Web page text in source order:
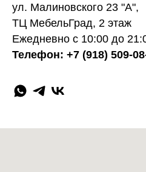
ул. Малиновского 23 "А",
ТЦ МебельГрад, 2 этаж
Ежедневно с 10:00 до
Телефон: +7 (918) 509-